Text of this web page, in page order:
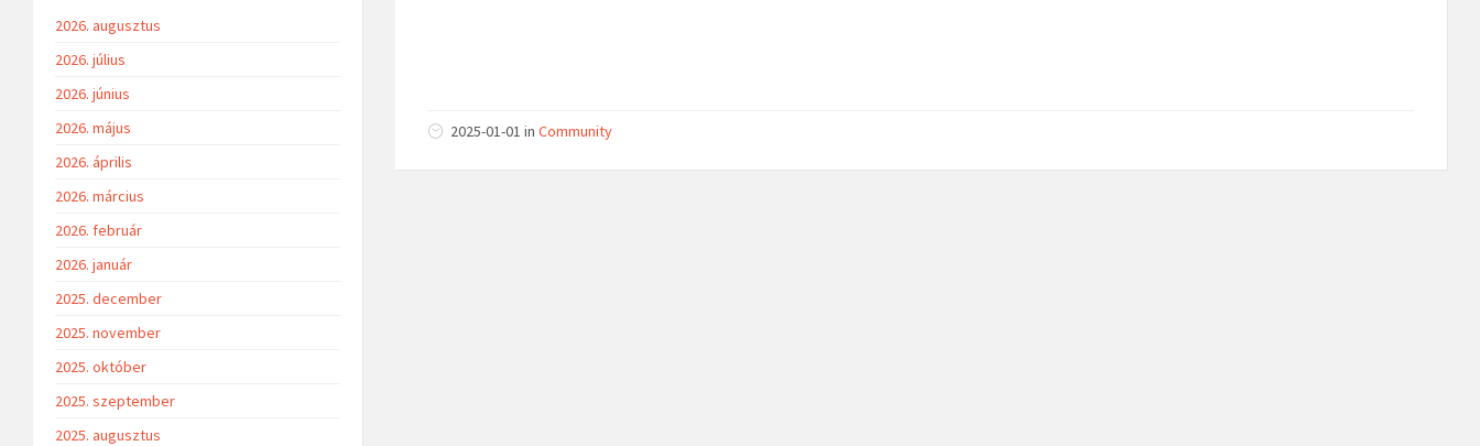
2025-01-01 in Community
2026. augusztus
2026. július
2026. június
2026. május
2026. április
2026. március
2026. február
2026. január
2025. december
2025. november
2025. október
2025. szeptember
2025. augusztus